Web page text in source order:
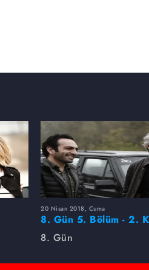
20 Nisan 2018, Cuma
8. Gün 5. Bölüm - 2.
Foto Galeri
8. Gün